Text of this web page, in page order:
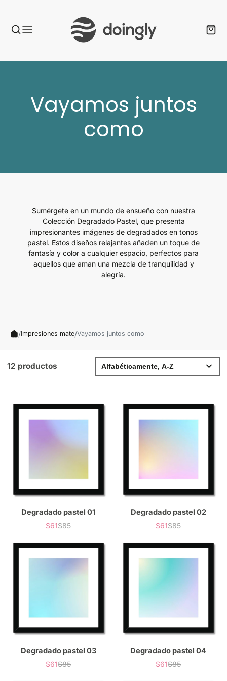
Colección:
Vayamos juntos
como
Sumérgete en un mundo de ensueño con nuestra
Colección Degradado Pastel, que presenta
impresionantes imágenes de degradados en tonos
pastel. Estos diseños relajantes añaden un toque de
fantasía y color a cualquier espacio, perfectos para
aquellos que aman una mezcla de tranquilidad y
alegría.
/Impresiones mate/Vayamos juntos como
12 productos
Degradado pastel 01
Precio
venta
$61Precio
$85
Degradado pastel 02
Precio
venta
$61Precio
$85
Degradado pastel 03
Precio
$61Precio
$85
Degradado pastel 04
Precio
$61Precio
$85